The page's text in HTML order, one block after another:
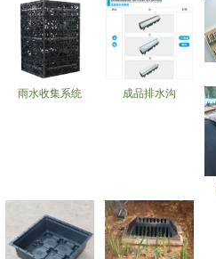
雨水收集系统 成品排水沟